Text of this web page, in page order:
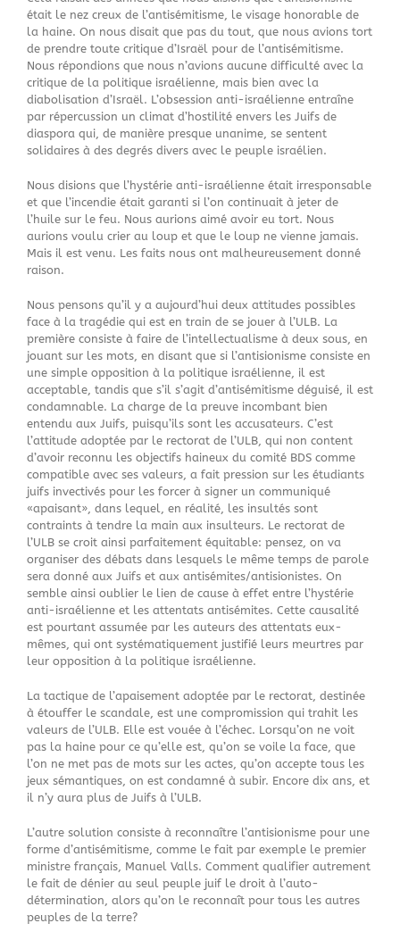
était le nez creux de l’antisémitisme, le visage honorable de
la haine. On nous disait que pas du tout, que nous avions tort
de prendre toute critique d’Israël pour de l’antisémitisme.
Nous répondions que nous n’avions aucune difficulté avec la
critique de la politique israélienne, mais bien avec la
diabolisation d’Israël. L’obsession anti-israélienne entraîne
par répercussion un climat d’hostilité envers les Juifs de
diaspora qui, de manière presque unanime, se sentent
solidaires à des degrés divers avec le peuple israélien.
Nous disions que l’hystérie anti-israélienne était irresponsable
et que l’incendie était garanti si l’on continuait à jeter de
l’huile sur le feu. Nous aurions aimé avoir eu tort. Nous
aurions voulu crier au loup et que le loup ne vienne jamais.
Mais il est venu. Les faits nous ont malheureusement donné
raison.
Nous pensons qu’il y a aujourd’hui deux attitudes possibles
face à la tragédie qui est en train de se jouer à l’ULB. La
première consiste à faire de l’intellectualisme à deux sous, en
jouant sur les mots, en disant que si l’antisionisme consiste en
une simple opposition à la politique israélienne, il est
acceptable, tandis que s’il s’agit d’antisémitisme déguisé, il est
condamnable. La charge de la preuve incombant bien
entendu aux Juifs, puisqu’ils sont les accusateurs. C’est
l’attitude adoptée par le rectorat de l’ULB, qui non content
d’avoir reconnu les objectifs haineux du comité BDS comme
compatible avec ses valeurs, a fait pression sur les étudiants
juifs invectivés pour les forcer à signer un communiqué
«apaisant», dans lequel, en réalité, les insultés sont
contraints à tendre la main aux insulteurs. Le rectorat de
l’ULB se croit ainsi parfaitement équitable: pensez, on va
organiser des débats dans lesquels le même temps de parole
sera donné aux Juifs et aux antisémites/antisionistes. On
semble ainsi oublier le lien de cause à effet entre l’hystérie
anti-israélienne et les attentats antisémites. Cette causalité
est pourtant assumée par les auteurs des attentats eux-
mêmes, qui ont systématiquement justifié leurs meurtres par
leur opposition à la politique israélienne.
La tactique de l’apaisement adoptée par le rectorat, destinée
à étouffer le scandale, est une compromission qui trahit les
valeurs de l’ULB. Elle est vouée à l’échec. Lorsqu’on ne voit
pas la haine pour ce qu’elle est, qu’on se voile la face, que
l’on ne met pas de mots sur les actes, qu’on accepte tous les
jeux sémantiques, on est condamné à subir. Encore dix ans, et
il n’y aura plus de Juifs à l’ULB.
L’autre solution consiste à reconnaître l’antisionisme pour une
forme d’antisémitisme, comme le fait par exemple le premier
ministre français, Manuel Valls. Comment qualifier autrement
le fait de dénier au seul peuple juif le droit à l’auto-
détermination, alors qu’on le reconnaît pour tous les autres
peuples de la terre?